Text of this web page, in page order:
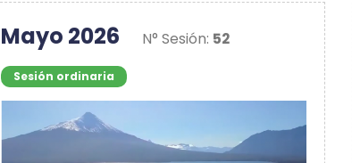
Mayo 2026 N° Sesión: 52
Sesión ordinaria